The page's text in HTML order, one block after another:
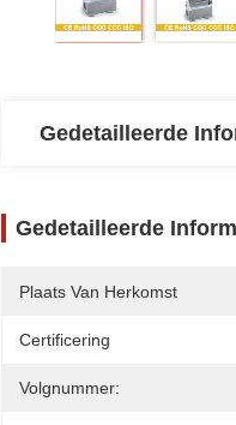
Gedetailleerde
Gedetailleerde
Plaats Van Herkomst
Certificering
Volgnummer: